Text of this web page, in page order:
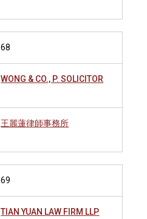
68
WONG & CO., P. SOLICITOR
王麗蓮律師事務所
69
TIAN YUAN LAW FIRM LLP